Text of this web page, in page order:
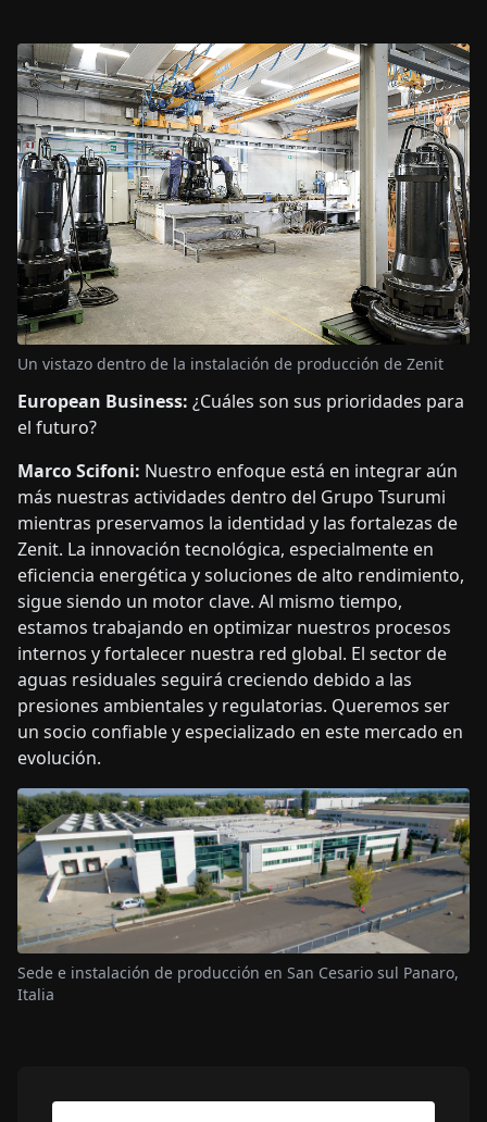
Un vistazo dentro de la instalación de producción de Zenit
European Business: ¿Cuáles son sus prioridades para
el futuro?
Marco Scifoni: Nuestro enfoque está en integrar aún
más nuestras actividades dentro del Grupo Tsurumi
mientras preservamos la identidad y las fortalezas de
Zenit. La innovación tecnológica, especialmente en
eficiencia energética y soluciones de alto rendimiento,
sigue siendo un motor clave. Al mismo tiempo,
estamos trabajando en optimizar nuestros procesos
internos y fortalecer nuestra red global. El sector de
aguas residuales seguirá creciendo debido a las
presiones ambientales y regulatorias. Queremos ser
un socio confiable y especializado en este mercado en
evolución.
Sede e instalación de producción en San Cesario sul Panaro,
Italia